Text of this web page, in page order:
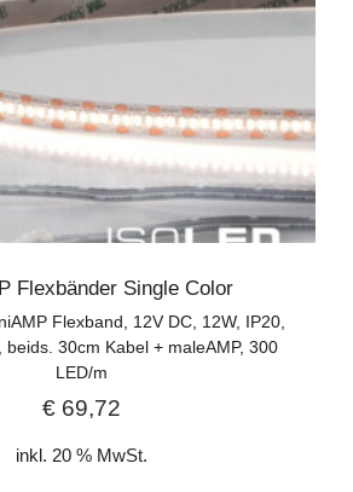
Flexbänder Single Color
Flexband, 12V DC, 12W, IP20,
beids. 30cm Kabel + maleAMP, 300
LED/m
€ 69,72
inkl. 20 % MwSt.